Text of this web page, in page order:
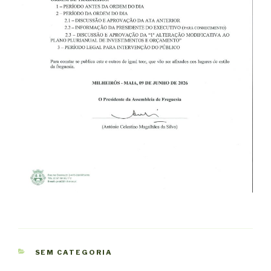
CATEGORIAS
SEM CATEGORIA